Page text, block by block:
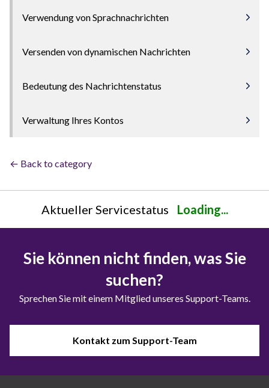
Verwendung von Sprachnachrichten
Versenden von dynamischen Nachrichten
Bedeutung des Nachrichtenstatus
Verwaltung Ihres Kontos
← Back to category
Aktueller Servicestatus Loading...
Sie können nicht finden, was Sie
suchen?
Sprechen Sie mit einem Mitglied unseres Support-Teams.
Kontakt zum Support-Team